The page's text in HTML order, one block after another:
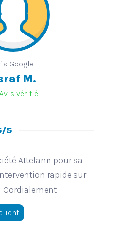
Google
M.
Avis vérifié
5
Attelann pour sa
rapide sur
Cordialement